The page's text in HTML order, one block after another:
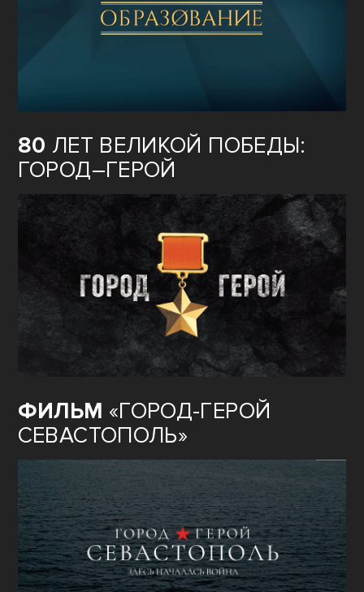
80 ЛЕТ ВЕЛИКОЙ ПОБЕДЫ:
ГОРОД–ГЕРОЙ
ФИЛЬМ «ГОРОД-ГЕРОЙ
СЕВАСТОПОЛЬ»